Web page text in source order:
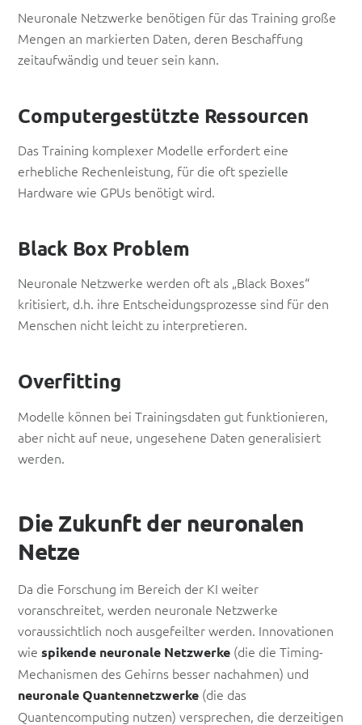
Neuronale Netzwerke benötigen für das Training große
Mengen an markierten Daten, deren Beschaffung
zeitaufwändig und teuer sein kann.
Computergestützte Ressourcen
Das Training komplexer Modelle erfordert eine
erhebliche Rechenleistung, für die oft spezielle
Hardware wie GPUs benötigt wird.
Black Box Problem
Neuronale Netzwerke werden oft als „Black Boxes“
kritisiert, d.h. ihre Entscheidungsprozesse sind für den
Menschen nicht leicht zu interpretieren.
Overfitting
Modelle können bei Trainingsdaten gut funktionieren,
aber nicht auf neue, ungesehene Daten generalisiert
werden.
Die Zukunft der neuronalen
Netze
Da die Forschung im Bereich der KI weiter
voranschreitet, werden neuronale Netzwerke
voraussichtlich noch ausgefeilter werden. Innovationen
wie spikende neuronale Netzwerke (die die Timing-
Mechanismen des Gehirns besser nachahmen) und
neuronale Quantennetzwerke (die das
Quantencomputing nutzen) versprechen, die derzeitigen